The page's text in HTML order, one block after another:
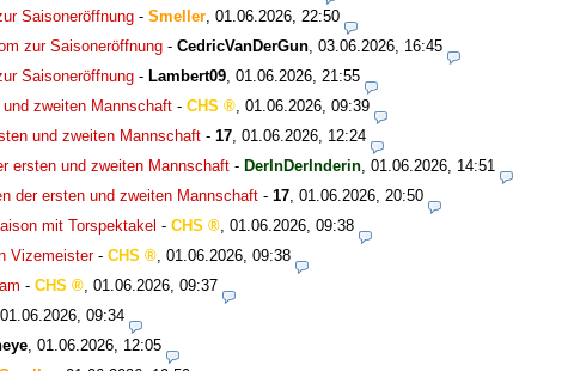
Saisoneröffnung - Smeller 01.06.2026, 22:50
zur Saisoneröffnung - CedricVanDerGun 03.06.2026, 16:45
Saisoneröffnung - Lambert09 01.06.2026, 21:55
zweiten Mannschaft - CHS
01.06.2026, 09:39
und zweiten Mannschaft - 17 01.06.2026, 12:24
ersten und zweiten Mannschaft - DerInDerInderin 01.06.2026, 14:51
der ersten und zweiten Mannschaft - 17 01.06.2026, 20:50
mit Torspektakel - CHS
01.06.2026, 09:38
Vizemeister- CHS
01.06.2026, 09:38
- CHS
01.06.2026, 09:37
01.06.2026, 09:34
01.06.2026, 12:05